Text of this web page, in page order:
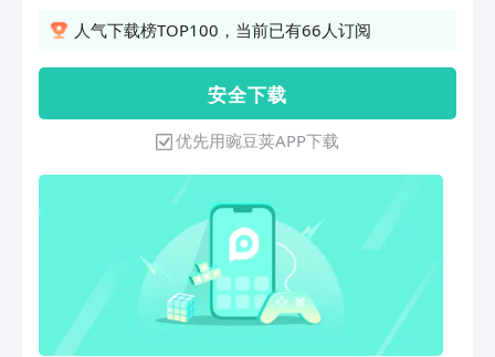
字，准确迅速，操作简单！转换后的文字
出等，方便省心！录音转文字支持一边录
音一边转写成文字，或上传录音文件进行
文字转换，准确迅速，满足日常工作中语
音转换文字，文字提取，语文听写，语音
附加等各种需求！录音，录音机，语音记
录，语音备忘录，语音记事本，语音笔
记，备注，录音笔，录音转文字，音频转
文字，语音转文字，听写，语音识别，语
音导出，是我们日常录音和录音转文字的
常用软件！ 产品主要功能：1，录音机录
音效果好，流畅清晰无杂音，帮你记录重
要内容方便回顾；2，实时录音转文字边
人气下载榜TOP100，当前已有66人订阅
安 全 下 载
优先用豌豆荚APP下载